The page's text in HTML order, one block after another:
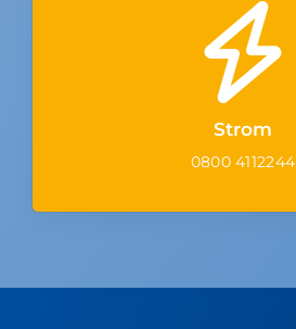
Strom
0800 4112244